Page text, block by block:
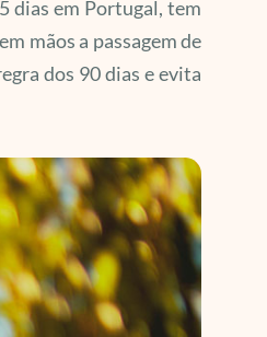
dias em Portugal, tem
mãos a passagem de
dos 90 dias e evita